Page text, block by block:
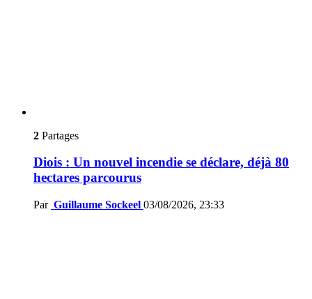
2 Partages
Diois : Un nouvel incendie se déclare, déjà 80
hectares parcourus
Par Guillaume Sockeel 03/08/2026, 23:33